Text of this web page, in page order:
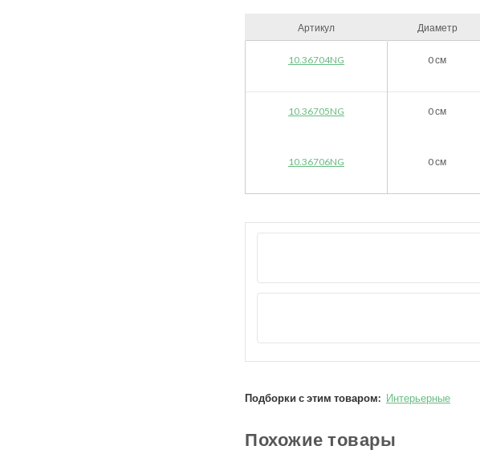
Артикул Диаметр
10.36704NG 0см
10.36705NG 0см
10.36706NG 0см
Подборки с этим товаром: Интерьерные
Похожие товары